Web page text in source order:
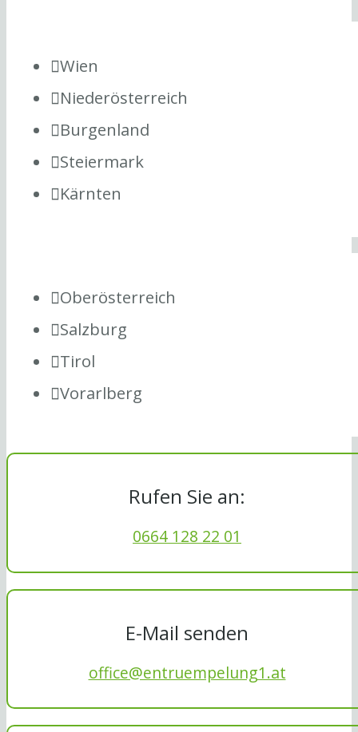
Wien
Niederösterreich
Burgenland
Steiermark
Kärnten
Oberösterreich
Salzburg
Tirol
Vorarlberg
Rufen Sie an:
0664 128 22 01
E-Mail senden
office@entruempelung1.at